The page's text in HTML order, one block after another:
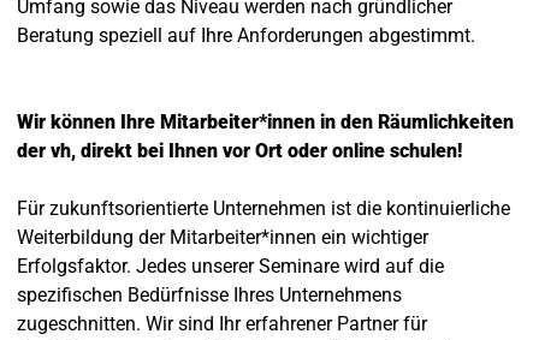
Umfang sowie das Niveau werden nach gründlicher
Beratung speziell auf Ihre Anforderungen abgestimmt.
Wir können Ihre Mitarbeiter*innen in den Räumlichkeiten
der vh, direkt bei Ihnen vor Ort oder online schulen!
Für zukunftsorientierte Unternehmen ist die kontinuierliche
Weiterbildung der Mitarbeiter*innen ein wichtiger
Erfolgsfaktor. Jedes unserer Seminare wird auf die
spezifischen Bedürfnisse Ihres Unternehmens
zugeschnitten. Wir sind Ihr erfahrener Partner für